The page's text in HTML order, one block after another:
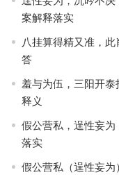
案解释落实
八挂算得精又准，
答
羞与为伍，三阳开
释义
假公营私，逞性妄
落实
假公营私（逞性妄